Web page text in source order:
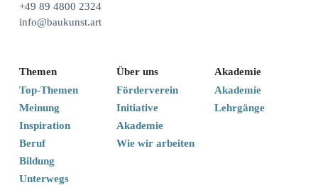
+49 89 4800 2324
info@baukunst.art
Themen
Top-Themen
Meinung
Inspiration
Beruf
Bildung
Unterwegs
Akademie
Akademie
Lehrgänge
Über uns
Förderverein
Initiative
Akademie
Wie wir arbeiten